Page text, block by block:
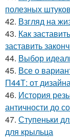
полезных
42. Взгляд на
43. Как
заставить
44. Выбор
45. Все о
П44Т: от
46. История
античности до
47. Ступеньки
для крыльца